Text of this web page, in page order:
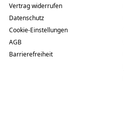
Vertrag widerrufen
Datenschutz
Cookie-Einstellungen
AGB
Barrierefreiheit